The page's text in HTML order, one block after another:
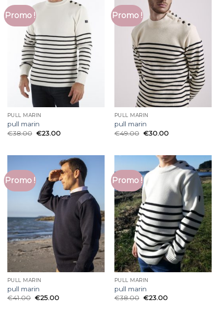
Promo !
PULL MARIN
pull marin
€38.00 €23.00
Promo !
PULL MARIN
pull marin
€49.00 €30.00
Promo !
PULL MARIN
pull marin
€41.00 €25.00
Promo !
PULL MARIN
pull marin
€38.00 €23.00